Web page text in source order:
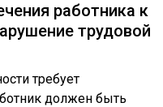
работника к
трудовой
требует
должен быть